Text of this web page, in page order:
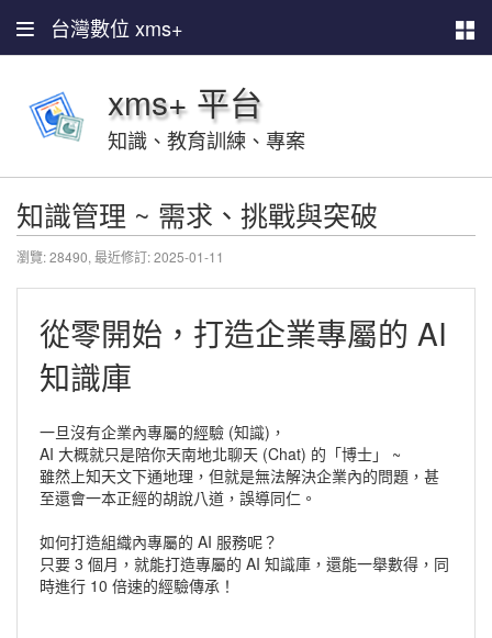
台灣數位 xms+
xms+ 平台
知識、教育訓練、專案
知識管理 ~ 需求、挑戰與突破
瀏覽: 28490, 最近修訂: 2025-01-11
從零開始，打造企業專屬的 AI
知識庫
一旦沒有企業內專屬的經驗 (知識)，
AI 大概就只是陪你天南地北聊天 (Chat) 的「博士」 ~
雖然上知天文下通地理，但就是無法解決企業內的問題，甚
至還會一本正經的胡說八道，誤導同仁。
如何打造組織內專屬的 AI 服務呢？
只要 3 個月，就能打造專屬的 AI 知識庫，還能一舉數得，同
時進行 10 倍速的經驗傳承！